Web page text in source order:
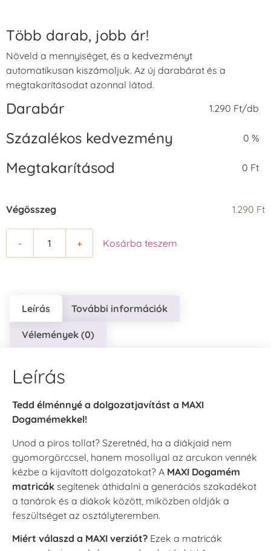
Több darab, jobb ár!
Növeld a mennyiséget, és a kedvezményt
automatikusan kiszámoljuk. Az új darabárat és a
megtakarításodat azonnal látod.
Darabár 1.290 Ft/db
Százalékos kedvezmény 0 %
Megtakarításod 0 Ft
Végösszeg 1.290 Ft
- + Kosárba teszem
Leírás További információk
Vélemények (0)
Leírás
Tedd élménnyé a dolgozatjavítást a MAXI
Dogamémekkel!
Unod a piros tollat? Szeretnéd, ha a diákjaid nem
gyomorgörccsel, hanem mosollyal az arcukon vennék
kézbe a kijavított dolgozatokat? A MAXI Dogamém
matricák segítenek áthidalni a generációs szakadékot
a tanárok és a diákok között, miközben oldják a
feszültséget az osztályteremben.
Miért válaszd a MAXI verziót? Ezek a matricák